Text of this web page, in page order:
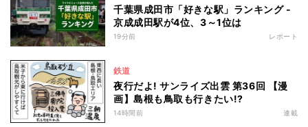
千葉県成田市「好きな駅」ランキング -
京成成田駅が4位、3～1位は
19分前 レポート
鉄道
夜行だよ! サンライズ出雲 第36回 【漫
画】島根も鳥取も行きたい!?
14時間前 連載